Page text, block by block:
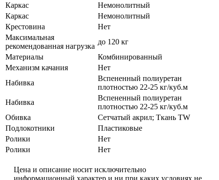
Каркас
Немонолитный
Каркас
Немонолитный
Крестовина
Нет
Максимальная
рекомендованная нагрузка
до 120 кг
Материалы
Комбинированный
Механизм качания
Нет
Набивка
Вспененный полиуретан
плотностью 22-25 кг/куб.м
Набивка
Вспененный полиуретан
плотностью 22-25 кг/куб.м
Обивка
Сетчатый акрил; Ткань TW
Подлокотники
Пластиковые
Ролики
Нет
Ролики
Нет
Цена и описание носит исключительно
информационный характер и ни при каких условиях не